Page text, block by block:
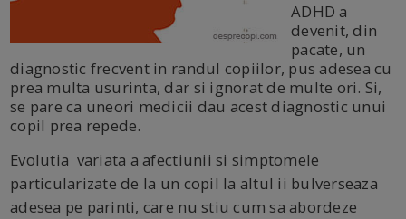
ADHD a
devenit, din
pacate, un
diagnostic frecvent in randul copiilor, pus adesea cu
prea multa usurinta, dar si ignorat de multe ori. Si,
se pare ca uneori medicii dau acest diagnostic unui
copil prea repede.
Evolutia variata a afectiunii si simptomele
particularizate de la un copil la altul ii bulverseaza
adesea pe parinti, care nu stiu cum sa abordeze